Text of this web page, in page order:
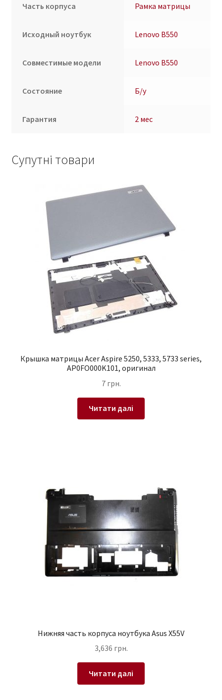
Часть корпуса Рамка матрицы
Исходный ноутбук Lenovo B550
Совместимые модели Lenovo B550
Состояние Б/у
Гарантия 2 мес
Супутні товари
Крышка матрицы Acer Aspire 5250, 5333, 5733 series,
AP0FO000K101, оригинал
7 грн.
Читати далі
Нижняя часть корпуса ноутбука Asus X55V
3,636 грн.
Читати далі